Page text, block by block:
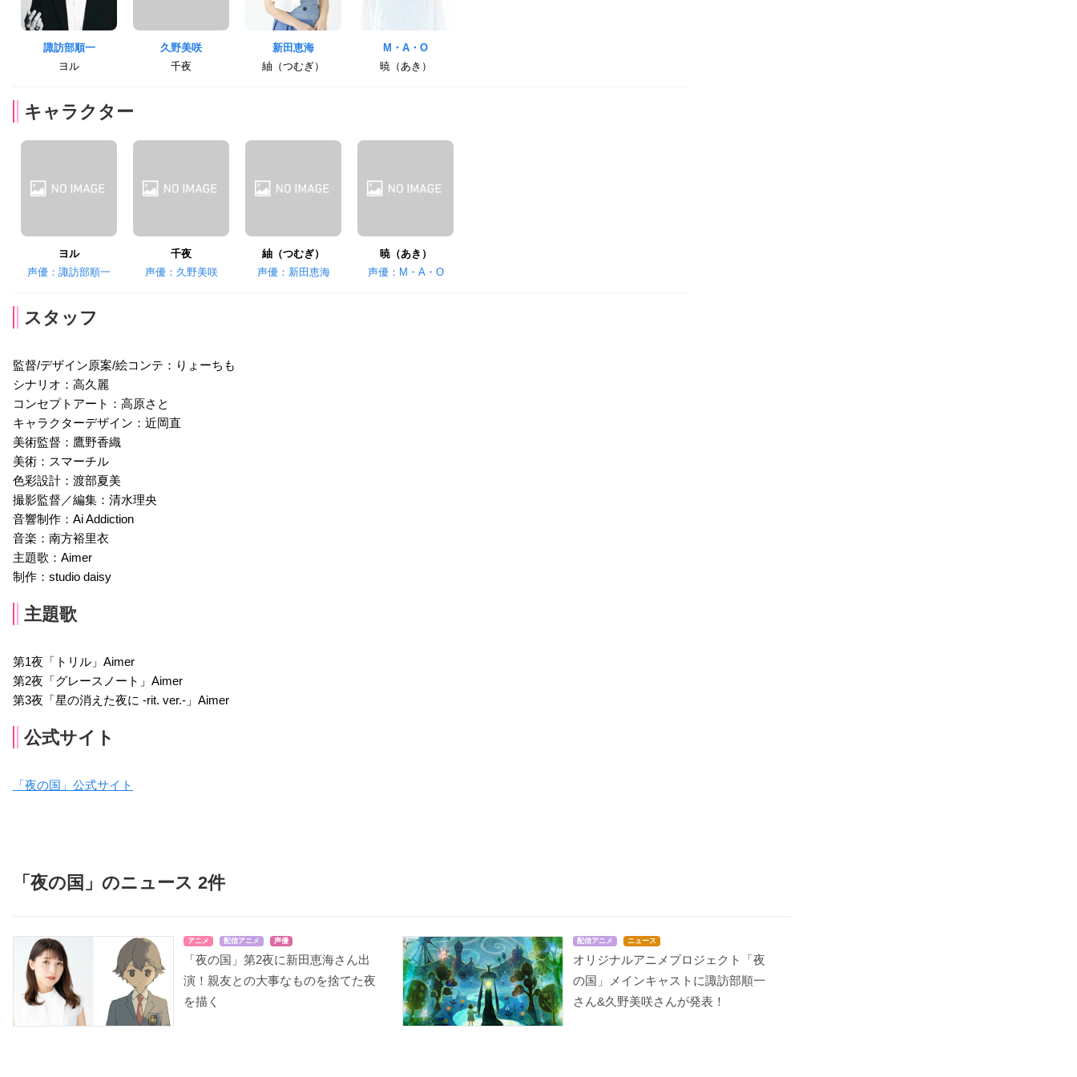
諏訪部順一
ヨル
久野美咲
千夜
新田恵海
紬（つむぎ）
M・A・O
暁（あき）
キャラクター
ヨル
声優：諏訪部順一
千夜
声優：久野美咲
紬（つむぎ）
声優：新田恵海
暁（あき）
声優：M・A・O
スタッフ
監督/デザイン原案/絵コンテ：りょーちも
シナリオ：高久麗
コンセプトアート：高原さと
キャラクターデザイン：近岡直
美術監督：鷹野香織
美術：スマーチル
色彩設計：渡部夏美
撮影監督／編集：清水理央
音響制作：Ai Addiction
音楽：南方裕⾥⾐
主題歌：Aimer
制作：studio daisy
主題歌
第1夜「トリル」Aimer
第2夜「グレースノート」Aimer
第3夜「星の消えた夜に -rit. ver.-」Aimer
公式サイト
「夜の国」公式サイト
「夜の国」のニュース 2件
アニメ 配信アニメ 声優
「夜の国」第2夜に新田恵海さん出
演！親友との大事なものを捨てた夜
を描く
配信アニメ ニュース
オリジナルアニメプロジェクト「夜
の国」メインキャストに諏訪部順一
さん&久野美咲さんが発表！